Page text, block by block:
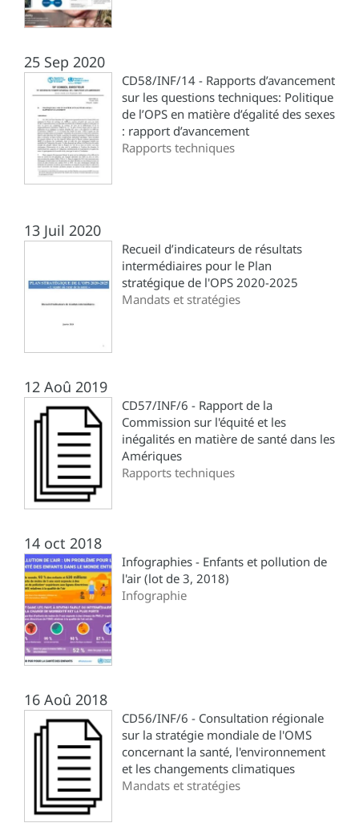
25 Sep 2020
CD58/INF/14 - Rapports d’avancement
sur les questions techniques: Politique
de l’OPS en matière d’égalité des sexes
: rapport d’avancement
Rapports techniques
13 Juil 2020
Recueil d’indicateurs de résultats
intermédiaires pour le Plan
stratégique de l'OPS 2020-2025
Mandats et stratégies
12 Aoû 2019
CD57/INF/6 - Rapport de la
Commission sur l'équité et les
inégalités en matière de santé dans les
Amériques
Rapports techniques
14 oct 2018
Infographies - Enfants et pollution de
l'air (lot de 3, 2018)
Infographie
16 Aoû 2018
CD56/INF/6 - Consultation régionale
sur la stratégie mondiale de l'OMS
concernant la santé, l'environnement
et les changements climatiques
Mandats et stratégies